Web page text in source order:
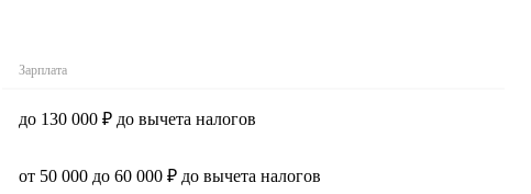
Зарплата
до 130 000 ₽ до вычета налогов
от 50 000 до 60 000 ₽ до вычета налогов